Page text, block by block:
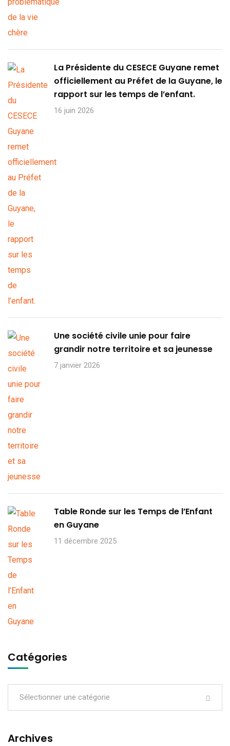
La Présidente du CESECE Guyane remet
officiellement au Préfet de la Guyane, le
rapport sur les temps de l’enfant.
16 juin 2026
Une société civile unie pour faire
grandir notre territoire et sa jeunesse
7 janvier 2026
Table Ronde sur les Temps de l’Enfant
en Guyane
11 décembre 2025
Catégories
Sélectionner une catégorie
Archives